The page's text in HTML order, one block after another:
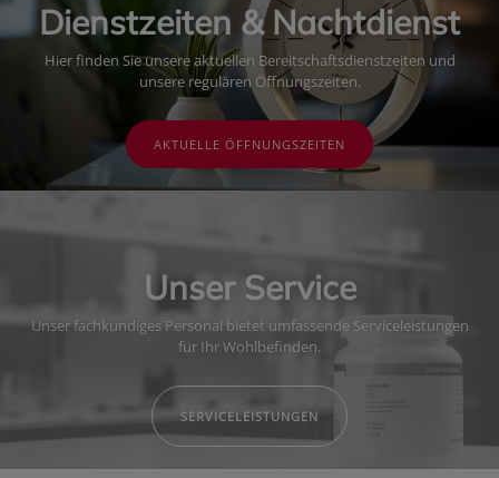
Dienstzeiten & Nachtdienst
Hier finden Sie unsere aktuellen Bereitschaftsdienstzeiten und
unsere regulären Öffnungszeiten.
AKTUELLE ÖFFNUNGSZEITEN
Unser Service
Unser fachkundiges Personal bietet umfassende Serviceleistungen
für Ihr Wohlbefinden.
SERVICELEISTUNGEN